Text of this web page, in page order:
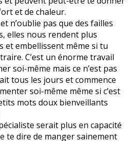
et de chaleur.
n’oublie pas que des failles
elles nous rendent plus
et embellissent même si tu
C’est un énorme travail
soi-même mais ce n’est pas
tous les jours et commence
soi-même même si c’est
mots doux bienveillants
serait plus en capacité
te dire de manger sainement